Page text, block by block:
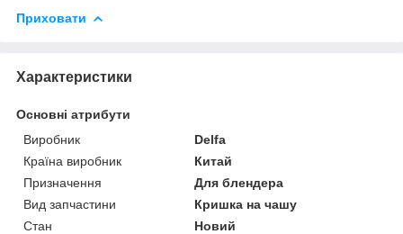
Приховати
Характеристики
Основні атрибути
Виробник
Delfa
Країна виробник
Китай
Призначення
Для блендера
Вид запчастини
Кришка на чашу
Стан
Новий